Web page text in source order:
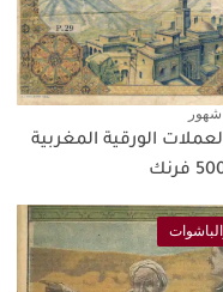
الورقية المغربية